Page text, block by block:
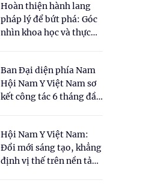
Hoàn thiện hành lang
pháp lý để bứt phá: Góc
nhìn khoa học và thực
cho Luật Y dược cổ
truyền Việt Nam"
Ban Đại diện phía Nam
Hội Nam Y Việt Nam sơ
kết công tác 6 tháng đầu
Hội Nam Y Việt Nam:
Đổi mới sáng tạo, khẳng
định vị thế trên nền tảng